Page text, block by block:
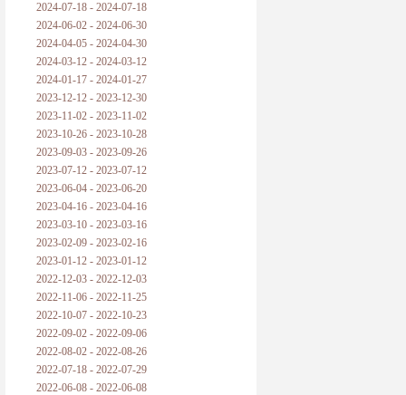
2024-07-18 - 2024-07-18
2024-06-02 - 2024-06-30
2024-04-05 - 2024-04-30
2024-03-12 - 2024-03-12
2024-01-17 - 2024-01-27
2023-12-12 - 2023-12-30
2023-11-02 - 2023-11-02
2023-10-26 - 2023-10-28
2023-09-03 - 2023-09-26
2023-07-12 - 2023-07-12
2023-06-04 - 2023-06-20
2023-04-16 - 2023-04-16
2023-03-10 - 2023-03-16
2023-02-09 - 2023-02-16
2023-01-12 - 2023-01-12
2022-12-03 - 2022-12-03
2022-11-06 - 2022-11-25
2022-10-07 - 2022-10-23
2022-09-02 - 2022-09-06
2022-08-02 - 2022-08-26
2022-07-18 - 2022-07-29
2022-06-08 - 2022-06-08